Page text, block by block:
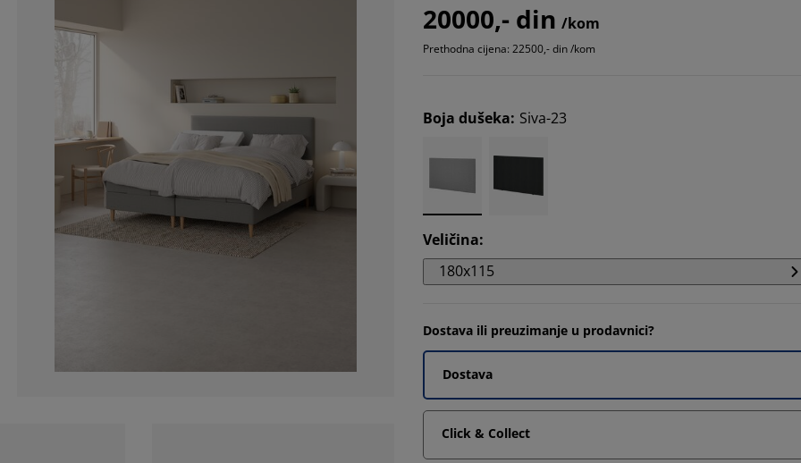
20000,- din /kom
Prethodna cijena: 22500,- din /kom
Boja dušeka: Siva-23
Veličina:
180x115
Dostava ili preuzimanje u prodavnici?
Dostava
Click & Collect
63.63636363636363%
19.696969696969695%
12.121212121212121%
3.0303030303030303%
1.5151515151515151%